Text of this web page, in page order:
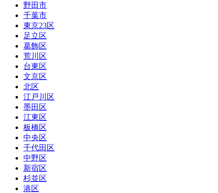
野田市
千葉市
東京23区
足立区
葛飾区
荒川区
台東区
文京区
北区
江戸川区
墨田区
江東区
板橋区
中央区
千代田区
中野区
新宿区
杉並区
港区